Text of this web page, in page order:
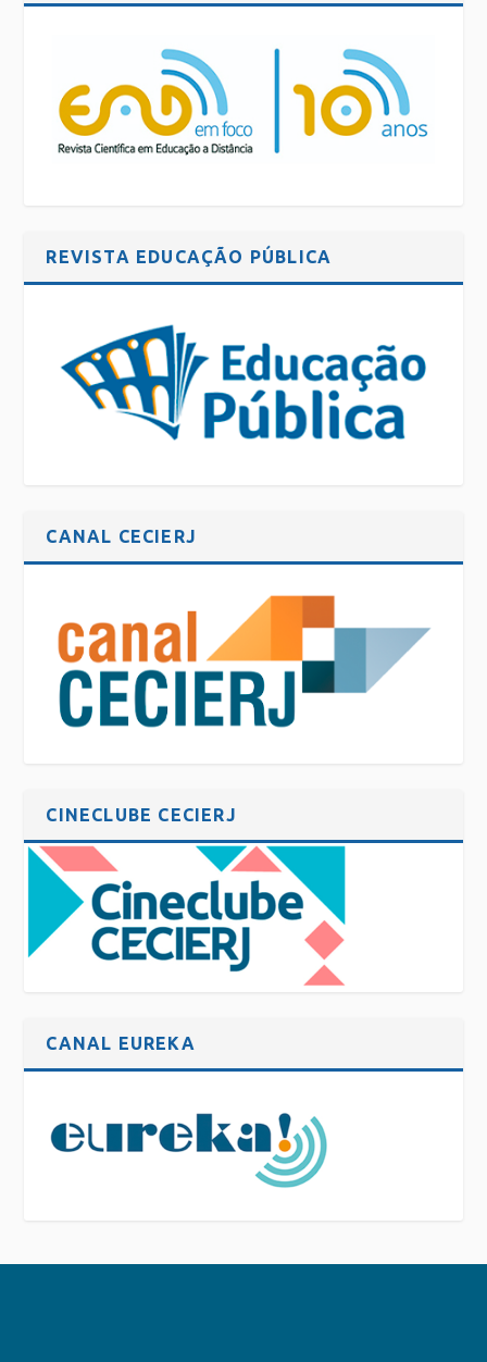
REVISTA EDUCAÇÃO PÚBLICA
CANAL CECIERJ
CINECLUBE CECIERJ
CANAL EUREKA